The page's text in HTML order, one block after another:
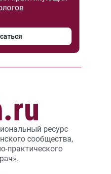
ресурс
сообщества,
практического